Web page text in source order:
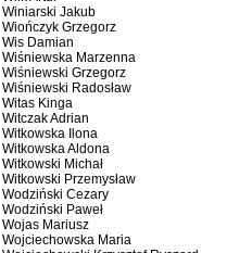
Winiarski Jakub
Wiończyk Grzegorz
Wis Damian
Wiśniewska Marzenna
Wiśniewski Grzegorz
Wiśniewski Radosław
Witas Kinga
Witczak Adrian
Witkowska Ilona
Witkowska Aldona
Witkowski Michał
Witkowski Przemysław
Wodziński Cezary
Wodziński Paweł
Wojas Mariusz
Wojciechowska Maria